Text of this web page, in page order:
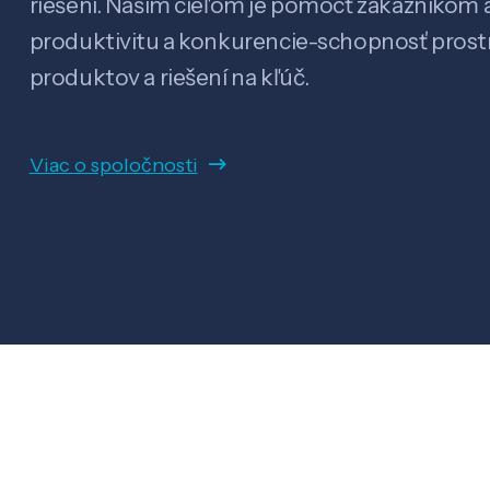
produktivitu a konkurencie-schopnosť
produktov a riešení na kľúč.
Viac o spoločnosti